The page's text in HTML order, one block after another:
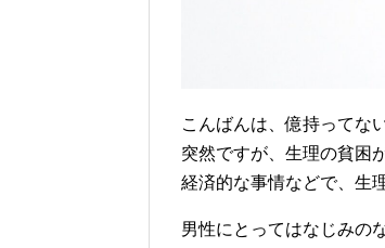
こんばんは、億持ってな
突然ですが、生理の貧困
経済的な事情などで、生
男性にとってはなじみの